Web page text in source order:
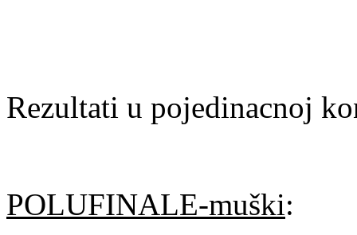
Rezultati u pojedinacnoj
POLUFINALE-muški: